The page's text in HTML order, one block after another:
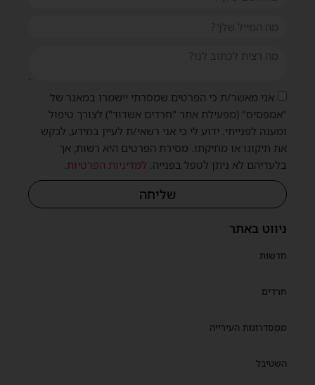
ניווט באתר
חדשות
חרדים
ממסדרונות העירייה
השטיבל
אני מאשר/ת כי הפרטים שמסרתי יישמרו במאגר של
"אמפסיס" (מפעילת אתר "חרדים אשדוד") לצורך טיפול
ומענה לפנייתי. ידוע לי כי אני רשאי/ת לעיין במידע, לבקש
את תיקונו או מחיקתו. מסירת הפרטים היא רשות, אך
בלעדיהם לא ניתן לטפל בפנייה.למדיניות הפרטיות.
שליחה